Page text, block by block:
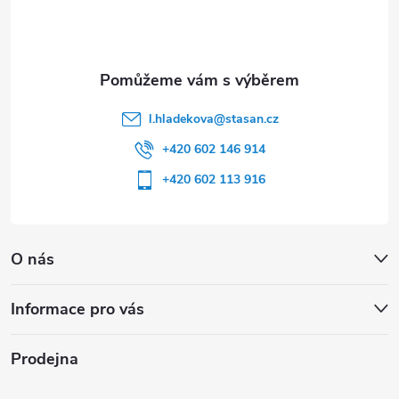
O nás
Informace pro vás
l.hladekova@stasan.cz
+420 602 146 914
+420 602 113 916
Prodejna